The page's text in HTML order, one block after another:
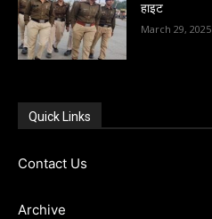
हाइट
March 29, 2025
Quick Links
Contact Us
Archive